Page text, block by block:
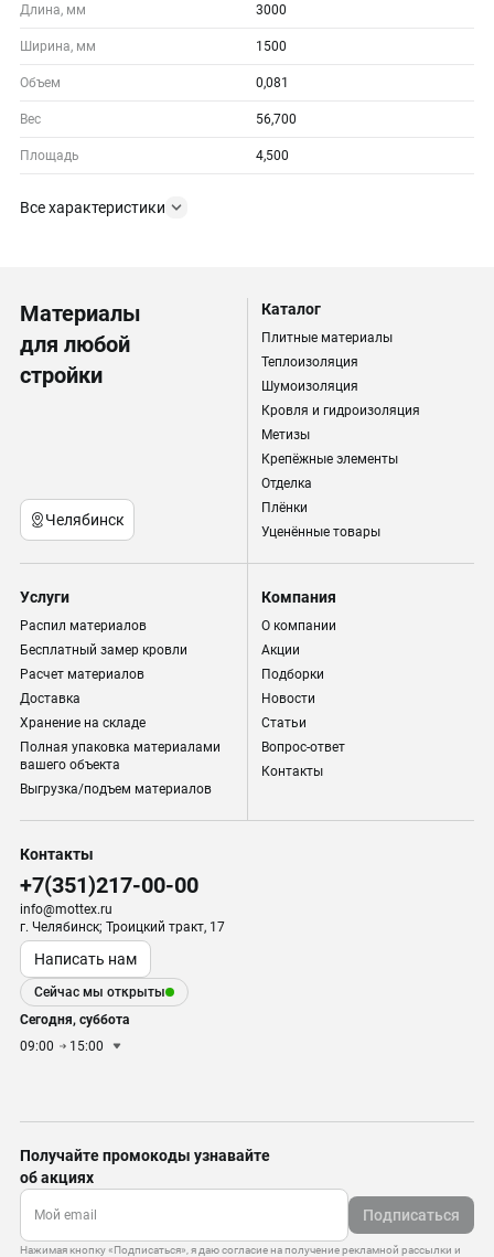
Длина, мм 3000
Ширина, мм 1500
Объем 0,081
Вес 56,700
Площадь 4,500
Все характеристики
Материалы
для любой
стройки
Челябинск
Каталог
Плитные материалы
Теплоизоляция
Шумоизоляция
Кровля и гидроизоляция
Метизы
Крепёжные элементы
Отделка
Плёнки
Уценённые товары
Услуги
Распил материалов
Бесплатный замер кровли
Расчет материалов
Доставка
Хранение на складе
Полная упаковка материалами
вашего объекта
Выгрузка/подъем материалов
Компания
О компании
Акции
Подборки
Новости
Статьи
Вопрос-ответ
Контакты
Контакты
+7(351)217-00-00
info@mottex.ru
г. Челябинск; Троицкий тракт, 17
Написать нам
Сейчас мы открыты
Сегодня, суббота
09:00
15:00
Получайте промокоды узнавайте
об акциях
Подписаться
Нажимая кнопку «Подписаться», я даю согласие на получение рекламной рассылки и